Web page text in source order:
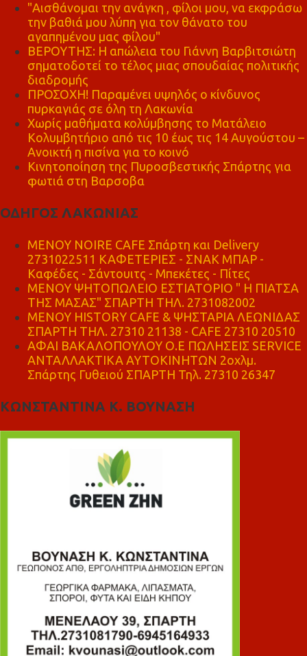
"Αισθάνομαι την ανάγκη , φίλοι μου, να εκφράσω
την βαθιά μου λύπη για τον θάνατο του
αγαπημένου μας φίλου"
ΒΕΡΟΥΤΗΣ: Η απώλεια του Γιάννη Βαρβιτσιώτη
σηματοδοτεί το τέλος μιας σπουδαίας πολιτικής
διαδρομής
ΠΡΟΣΟΧΗ! Παραμένει υψηλός ο κίνδυνος
πυρκαγιάς σε όλη τη Λακωνία
Χωρίς μαθήματα κολύμβησης το Ματάλειο
Κολυμβητήριο από τις 10 έως τις 14 Αυγούστου –
Ανοικτή η πισίνα για το κοινό
Κινητοποίηση της Πυροσβεστικής Σπάρτης για
φωτιά στη Βαρσοβα
ΟΔΗΓΟΣ ΛΑΚΩΝΙΑΣ
MENOY NOIRE CAFE Σπάρτη και Delivery
2731022511 ΚΑΦΕΤΕΡΙΕΣ - ΣΝΑΚ ΜΠΑΡ -
Καφέδες - Σάντουιτς - Μπεκέτες - Πίτες
ΜΕΝΟΥ ΨΗΤΟΠΩΛΕΙΟ ΕΣΤΙΑΤΟΡΙΟ " Η ΠΙΑΤΣΑ
ΤΗΣ ΜΑΣΑΣ" ΣΠΑΡΤΗ ΤΗΛ. 2731082002
ΜΕΝΟΥ HISTORY CAFE & ΨΗΣΤΑΡΙΑ ΛΕΩΝΙΔΑΣ
ΣΠΑΡΤΗ ΤΗΛ. 27310 21138 - CAFE 27310 20510
ΑΦΑΙ ΒΑΚΑΛΟΠΟΥΛΟΥ Ο.Ε ΠΩΛΗΣΕΙΣ SERVICE
ΑΝΤΑΛΛΑΚΤΙΚΑ ΑΥΤΟΚΙΝΗΤΩΝ 2οχλμ.
Σπάρτης Γυθειού ΣΠΑΡΤΗ Τηλ. 27310 26347
ΚΩΝΣΤΑΝΤΙΝΑ Κ. ΒΟΥΝΑΣΗ